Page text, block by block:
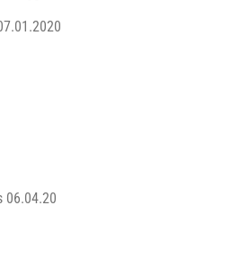
06.04.20